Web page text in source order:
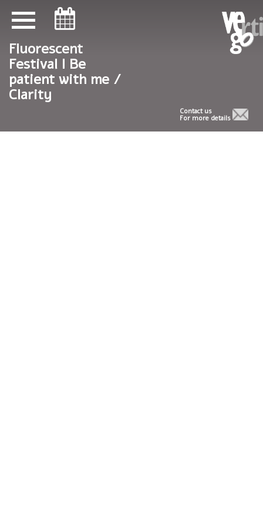
Fluorescent
Festival I Be
patient with me /
Clarity
Contact us
For more details
ניווט במקלדת